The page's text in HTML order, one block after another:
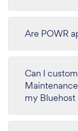
Are POWR
Can I
my Bluehost